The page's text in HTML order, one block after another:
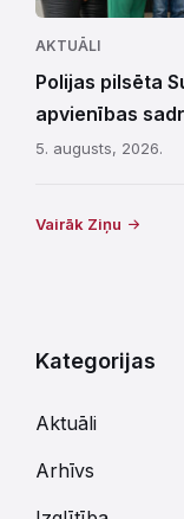
AKTUĀLI
Polijas pilsēta
apvienības
5. augusts, 2026.
Vairāk Ziņu
Kategorijas
Aktuāli
Arhīvs